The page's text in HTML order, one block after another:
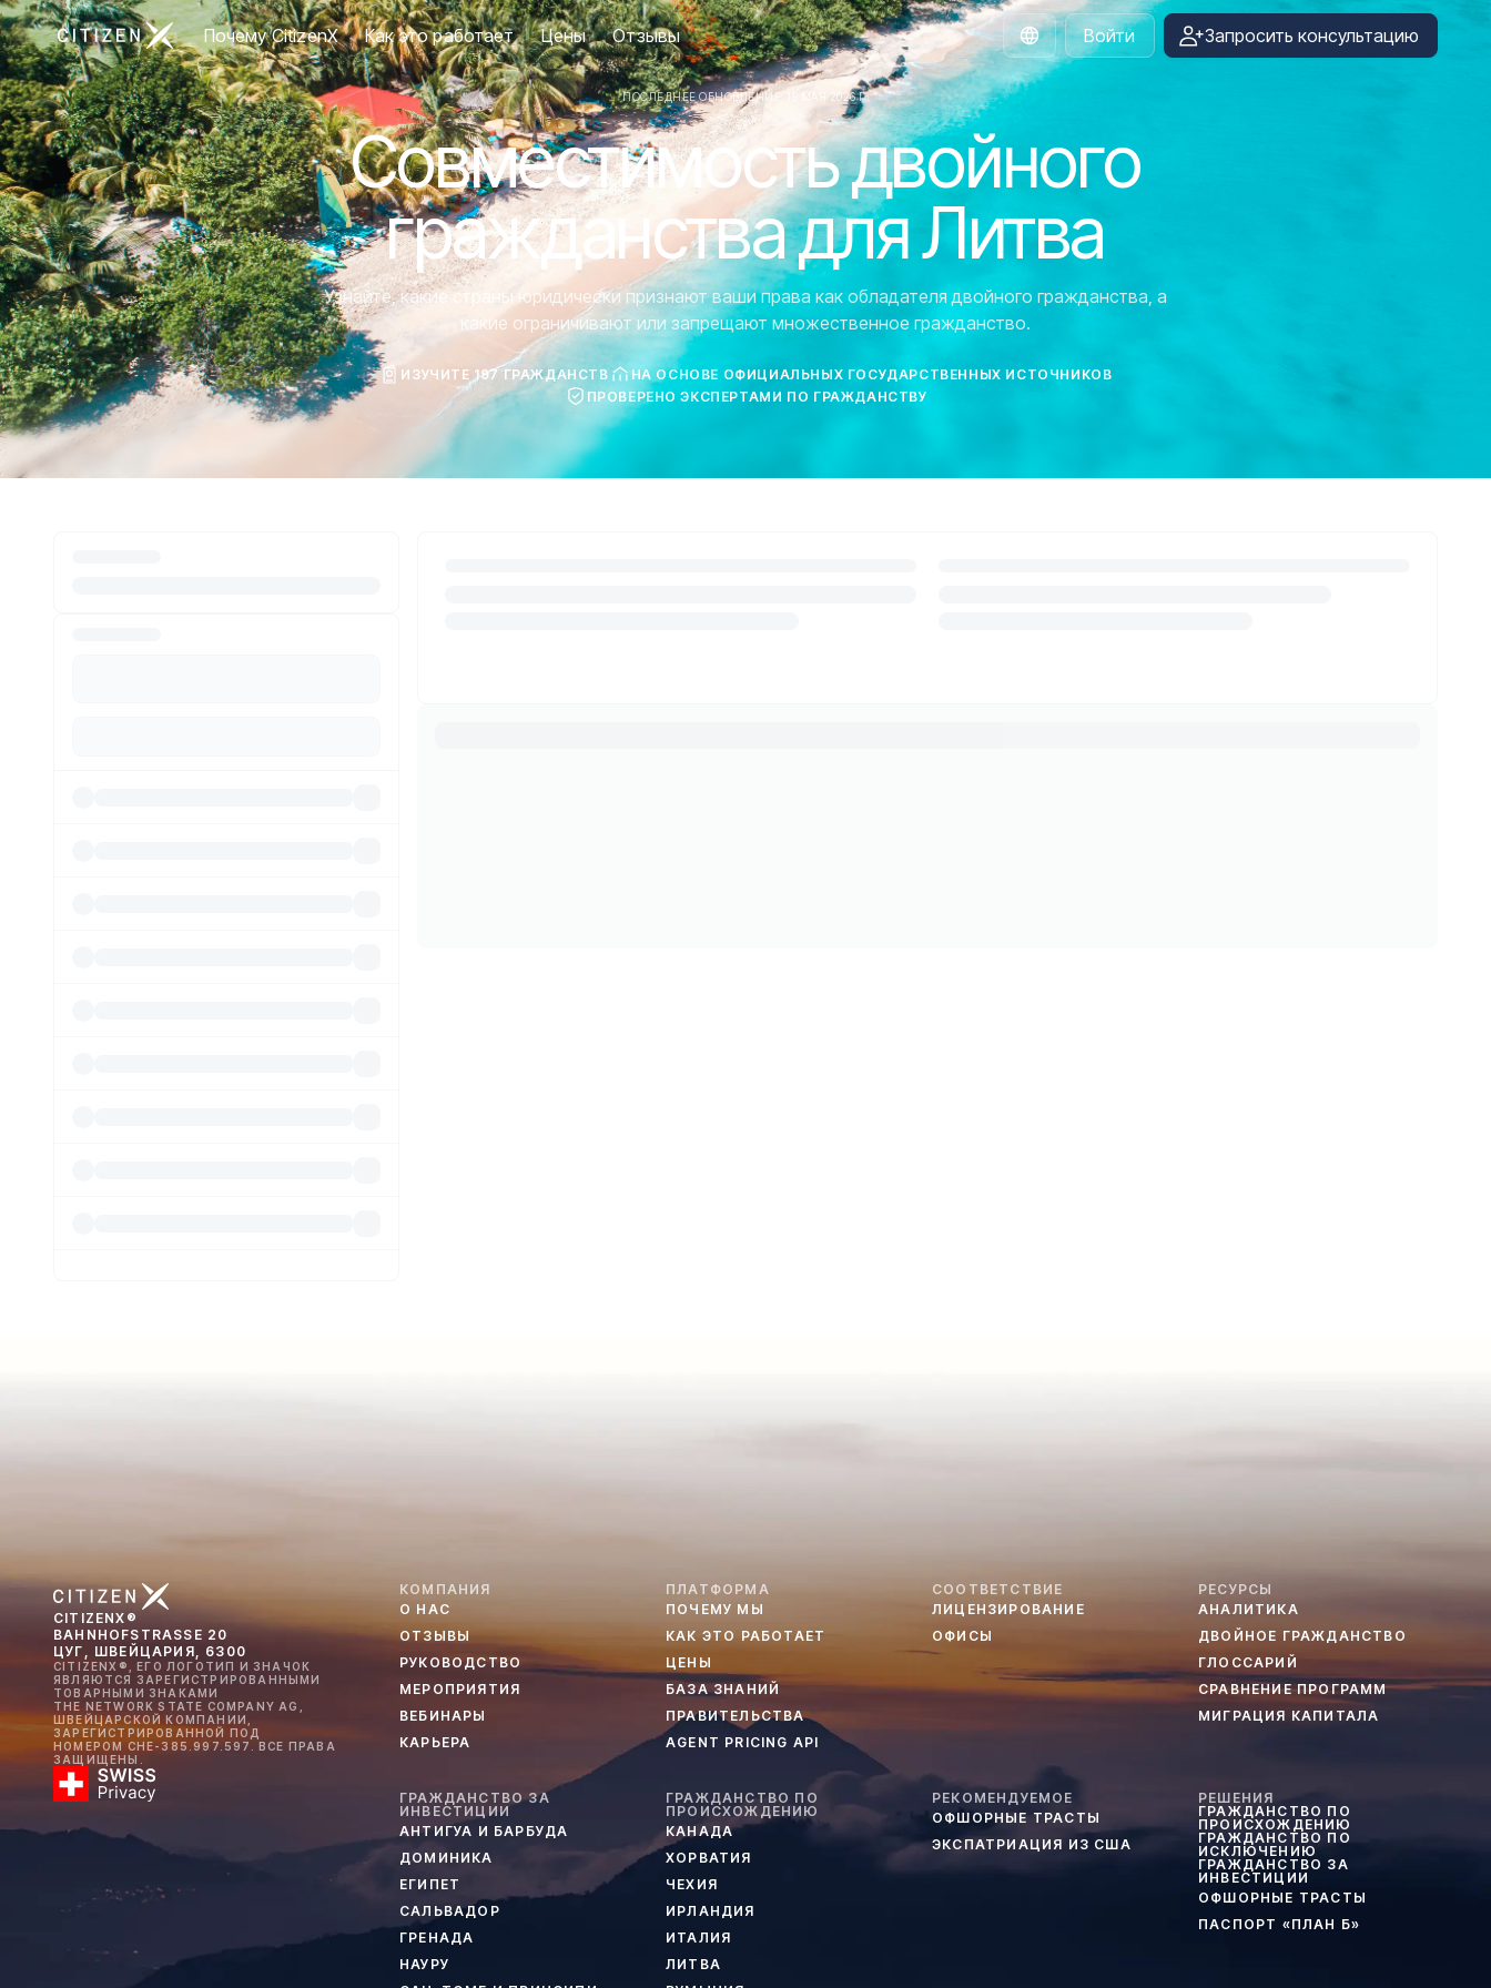
Перейти на главную страницу CitizenX
Почему CitizenX Как это работает Цены Отзывы
Russian
Войти Запросить консультацию
ПОСЛЕДНЕЕ ОБНОВЛЕНИЕ: 19 МАЯ 2026 Г.
Совместимость двойного
гражданства для Литва
Узнайте, какие страны юридически признают ваши права как обладателя двойного гражданства, а
какие ограничивают или запрещают множественное гражданство.
ИЗУЧИТЕ 197 ГРАЖДАНСТВ
НА ОСНОВЕ ОФИЦИАЛЬНЫХ ГОСУДАРСТВЕННЫХ ИСТОЧНИКОВ
ПРОВЕРЕНО ЭКСПЕРТАМИ ПО ГРАЖДАНСТВУ
CITIZENX®
BAHNHOFSTRASSE 20
ЦУГ, ШВЕЙЦАРИЯ, 6300
CITIZENX®, ЕГО ЛОГОТИП И ЗНАЧОК
ЯВЛЯЮТСЯ ЗАРЕГИСТРИРОВАННЫМИ
ТОВАРНЫМИ ЗНАКАМИ
THE NETWORK STATE COMPANY AG,
ШВЕЙЦАРСКОЙ КОМПАНИИ,
ЗАРЕГИСТРИРОВАННОЙ ПОД
НОМЕРОМ CHE-385.997.597. ВСЕ ПРАВА
ЗАЩИЩЕНЫ.
КОМПАНИЯ
О НАС
ОТЗЫВЫ
РУКОВОДСТВО
МЕРОПРИЯТИЯ
ВЕБИНАРЫ
КАРЬЕРА
ПЛАТФОРМА
ПОЧЕМУ МЫ
КАК ЭТО РАБОТАЕТ
ЦЕНЫ
БАЗА ЗНАНИЙ
ПРАВИТЕЛЬСТВА
AGENT PRICING API
СООТВЕТСТВИЕ
ЛИЦЕНЗИРОВАНИЕ
ОФИСЫ
РЕСУРСЫ
АНАЛИТИКА
ДВОЙНОЕ ГРАЖДАНСТВО
ГЛОССАРИЙ
СРАВНЕНИЕ ПРОГРАММ
МИГРАЦИЯ КАПИТАЛА
ГРАЖДАНСТВО ЗА
ИНВЕСТИЦИИ
АНТИГУА И БАРБУДА
ДОМИНИКА
ЕГИПЕТ
САЛЬВАДОР
ГРЕНАДА
НАУРУ
ГРАЖДАНСТВО ПО
ПРОИСХОЖДЕНИЮ
КАНАДА
ХОРВАТИЯ
ЧЕХИЯ
ИРЛАНДИЯ
ИТАЛИЯ
ЛИТВА
РЕКОМЕНДУЕМОЕ
ОФШОРНЫЕ ТРАСТЫ
ЭКСПАТРИАЦИЯ ИЗ США
РЕШЕНИЯ
ГРАЖДАНСТВО ПО
ПРОИСХОЖДЕНИЮ
ГРАЖДАНСТВО ПО
ИСКЛЮЧЕНИЮ
ГРАЖДАНСТВО ЗА
ИНВЕСТИЦИИ
ОФШОРНЫЕ ТРАСТЫ
ПАСПОРТ «ПЛАН Б»